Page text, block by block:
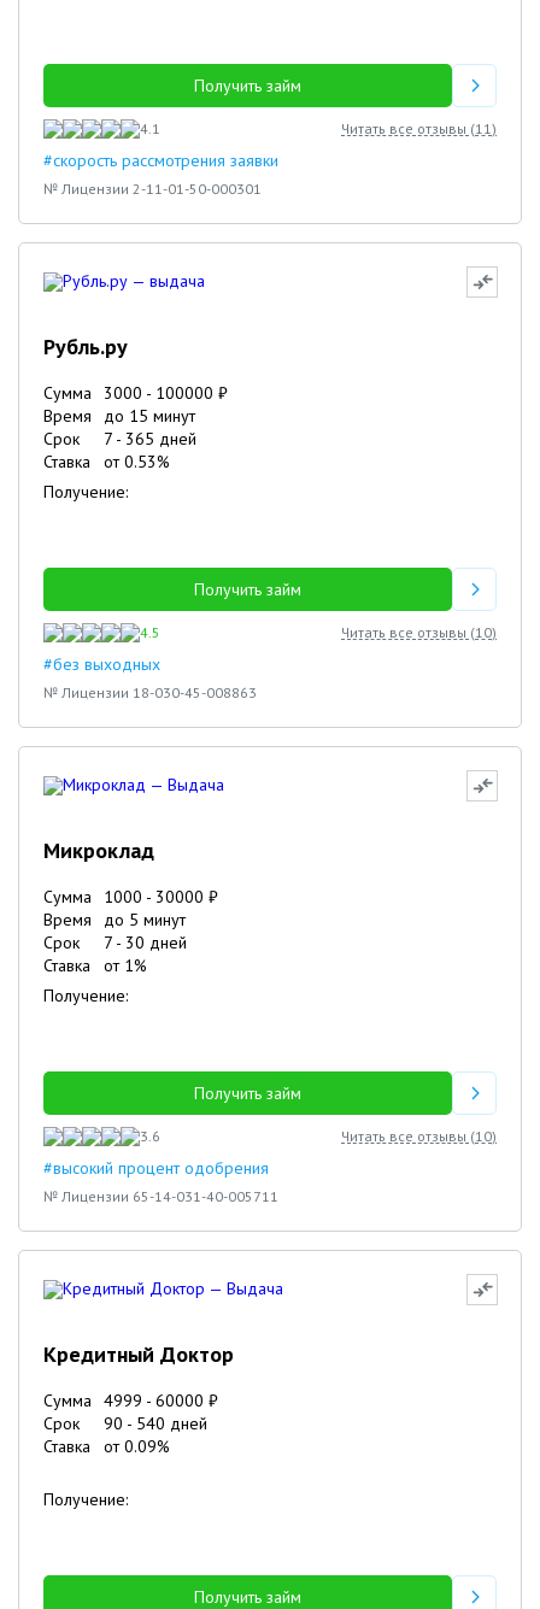
Получить займ
4.1 Читать все отзывы (11)
#скорость рассмотрения заявки
№ Лицензии 2-11-01-50-000301
Рубль.ру
Сумма 3000 - 100000 ₽
Время
до 15 минут
Срок
7 - 365 дней
Ставка
от0.53%
Получение:
Получить займ
4.5 Читать все отзывы (10)
#без выходных
№ Лицензии 18-030-45-008863
Микроклад
Сумма 1000 - 30000 ₽
Время
до 5 минут
Срок
7 - 30 дней
Ставка
от 1%
Получение:
Получить займ
3.6 Читать все отзывы (10)
#высокий процент одобрения
№ Лицензии 65-14-031-40-005711
Кредитный Доктор
Сумма 4999 - 60000 ₽
Срок
90 - 540 дней
Ставка
от0.09%
Получение:
Получить займ